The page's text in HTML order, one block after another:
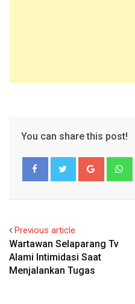
You can share this post!
Google+
Previous article
Wartawan Selaparang Tv
Alami Intimidasi Saat
Menjalankan Tugas